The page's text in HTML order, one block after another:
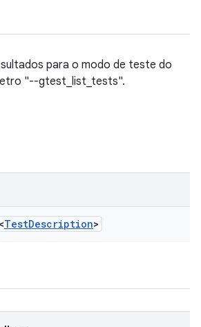
para o modo de teste do
"--gtest_list_tests".
TestDescription>